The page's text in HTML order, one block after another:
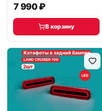
7 990 ₽
В корзину